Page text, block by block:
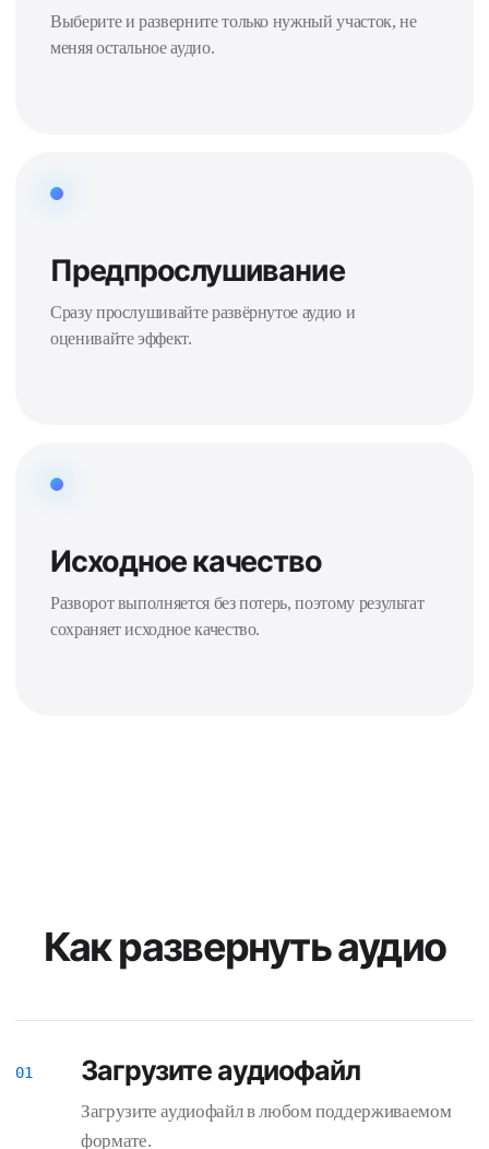
Выберите и разверните только нужный участок, не
меняя остальное аудио.
Предпрослушивание
Сразу прослушивайте развёрнутое аудио и
оценивайте эффект.
Исходное качество
Разворот выполняется без потерь, поэтому результат
сохраняет исходное качество.
Как развернуть аудио
Загрузите аудиофайл
Загрузите аудиофайл в любом поддерживаемом
формате.